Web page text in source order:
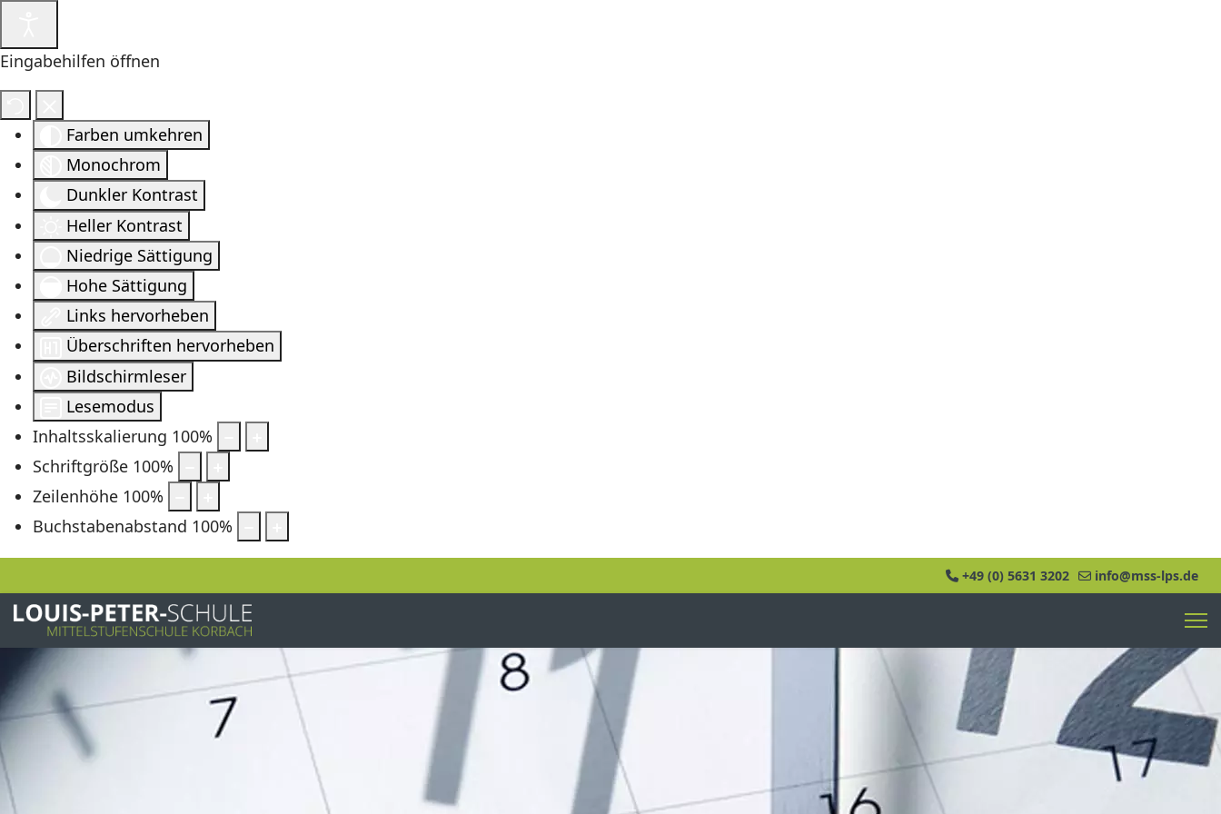
Eingabehilfen öffnen
Farben umkehren
Monochrom
Dunkler Kontrast
Heller Kontrast
Niedrige Sättigung
Hohe Sättigung
Links hervorheben
Überschriften hervorheben
Bildschirmleser
Lesemodus
Inhaltsskalierung 100%
Schriftgröße 100%
Zeilenhöhe 100%
Buchstabenabstand 100%
+49 (0) 5631 3202 info@mss-lps.de